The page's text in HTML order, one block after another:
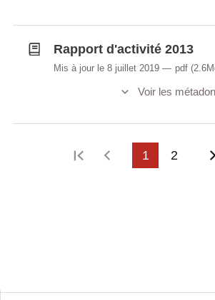
Rapport d'activité 2013
Mis à jour le 8 juillet 2019 pdf
Voir les
Première page
Page précédente
1 2